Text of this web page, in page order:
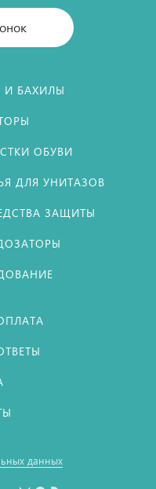
БАХИЛЫ
ОБУВИ
ДЛЯ УНИТАЗОВ
ЗАЩИТЫ
данных